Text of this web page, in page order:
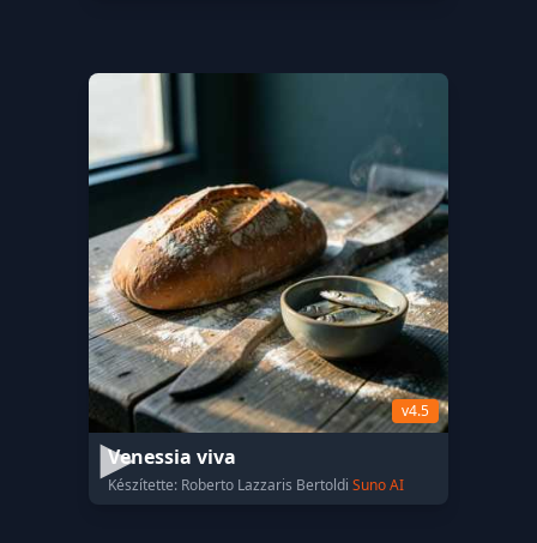
v4.5
Venessia viva
Készítette: Roberto Lazzaris Bertoldi Suno AI